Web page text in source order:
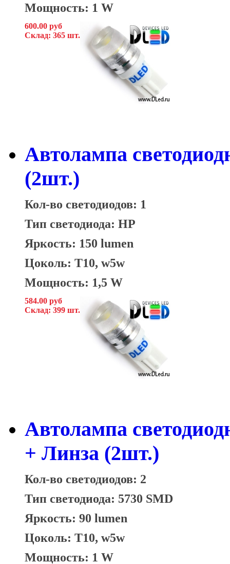
Мощность: 1 W
600.00 руб
Склад: 365 шт.
Автолампа
(2шт.)
Кол-во светодиодов: 1
Тип светодиода: HP
Яркость: 150 lumen
Цоколь: T10, w5w
Мощность: 1,5 W
584.00 руб
Склад: 399 шт.
Автолампа
+ Линза (2шт.)
Кол-во светодиодов: 2
Тип светодиода: 5730 SMD
Яркость: 90 lumen
Цоколь: T10, w5w
Мощность: 1 W